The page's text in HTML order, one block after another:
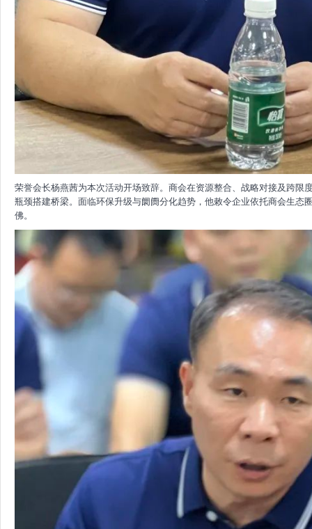
荣誉会长杨燕茜为本次活动开场致辞。商会在资源整合、战略对接及跨限
瓶颈搭建桥梁。面临环保升级与阛阓分化趋势，他敕令企业依托商会生态
佛。